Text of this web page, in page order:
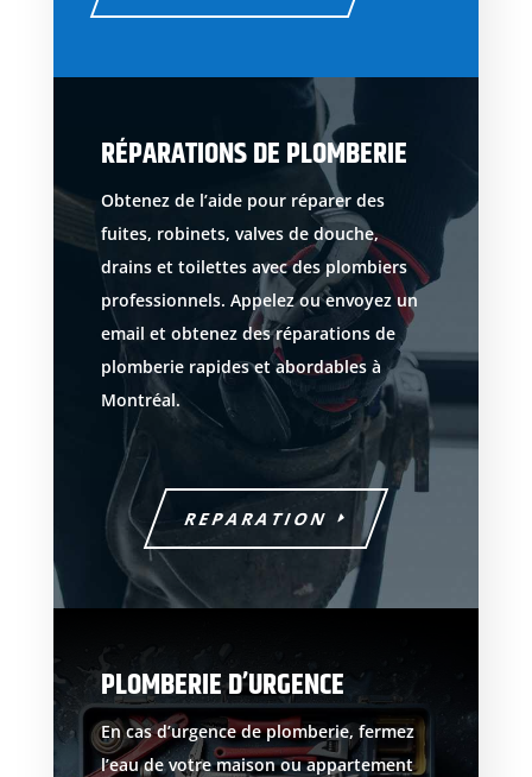
RÉPARATIONS DE PLOMBERIE
Obtenez de l’aide pour réparer des
fuites, robinets, valves de douche,
drains et toilettes avec des plombiers
professionnels. Appelez ou envoyez un
email et obtenez des réparations de
plomberie rapides et abordables à
Montréal.
REPARATION
PLOMBERIE D’URGENCE
En cas d’urgence de plomberie, fermez
l’eau de votre maison ou appartement